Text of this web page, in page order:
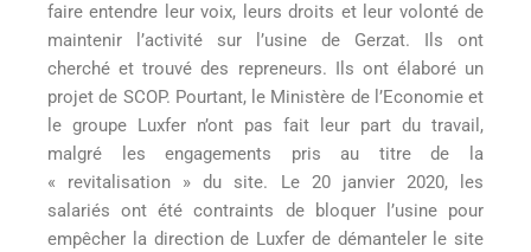
faire entendre leur voix, leurs droits et leur volonté de
maintenir l’activité sur l’usine de Gerzat. Ils ont
cherché et trouvé des repreneurs. Ils ont élaboré un
projet de SCOP. Pourtant, le Ministère de l’Economie et
le groupe Luxfer n’ont pas fait leur part du travail,
malgré les engagements pris au titre de la
« revitalisation » du site. Le 20 janvier 2020, les
salariés ont été contraints de bloquer l’usine pour
empêcher la direction de Luxfer de démanteler le site